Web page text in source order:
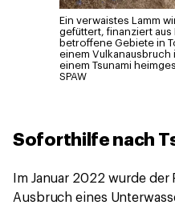
Ein verwaistes Lamm
gefüttert, finanziert aus
betroffene Gebiete in
einem Vulkanausbruch
einem Tsunami
SPAW
Soforthilfe nach
Im Januar 2022 wurde
Ausbruch eines